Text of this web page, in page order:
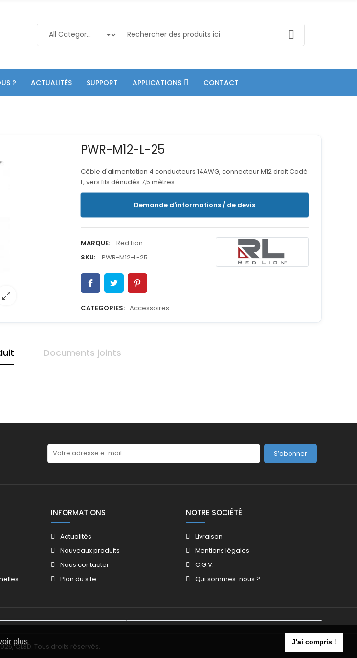
plus J'ai compris !
? ACTUALITÉS SUPPORT APPLICATIONS CONTACT
PWR-M12-L-25
Câble d'alimentation 4 conducteurs 14AWG, connecteur M12 droit Codé
L, vers fils dénudés 7,5 mètres
Demande d'informations / de devis
MARQUE:
Red Lion
SKU:
PWR-M12-L-25
CATEGORIES: Accessoires
Documents joints
S’abonner
INFORMATIONS
Actualités
Nouveaux produits
Nous contacter
Plan du site
NOTRE SOCIÉTÉ
Livraison
Mentions légales
C.G.V.
Qui sommes-nous ?
QL3D. Tous droits réservés.